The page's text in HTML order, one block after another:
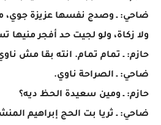
ضاحي: ـ وصدج نفسها عزيزة
ولا زكاة، ولو لجيت حد أفجر منيها
حازم: ـ تمام تمام. انته بقا مش
ضاحي: ـ الصراحة ناوي.
حازم: ـ ومين سعيدة الحظ ديه؟
ضاحي: ـ ثريا بت الحج إبراهيم